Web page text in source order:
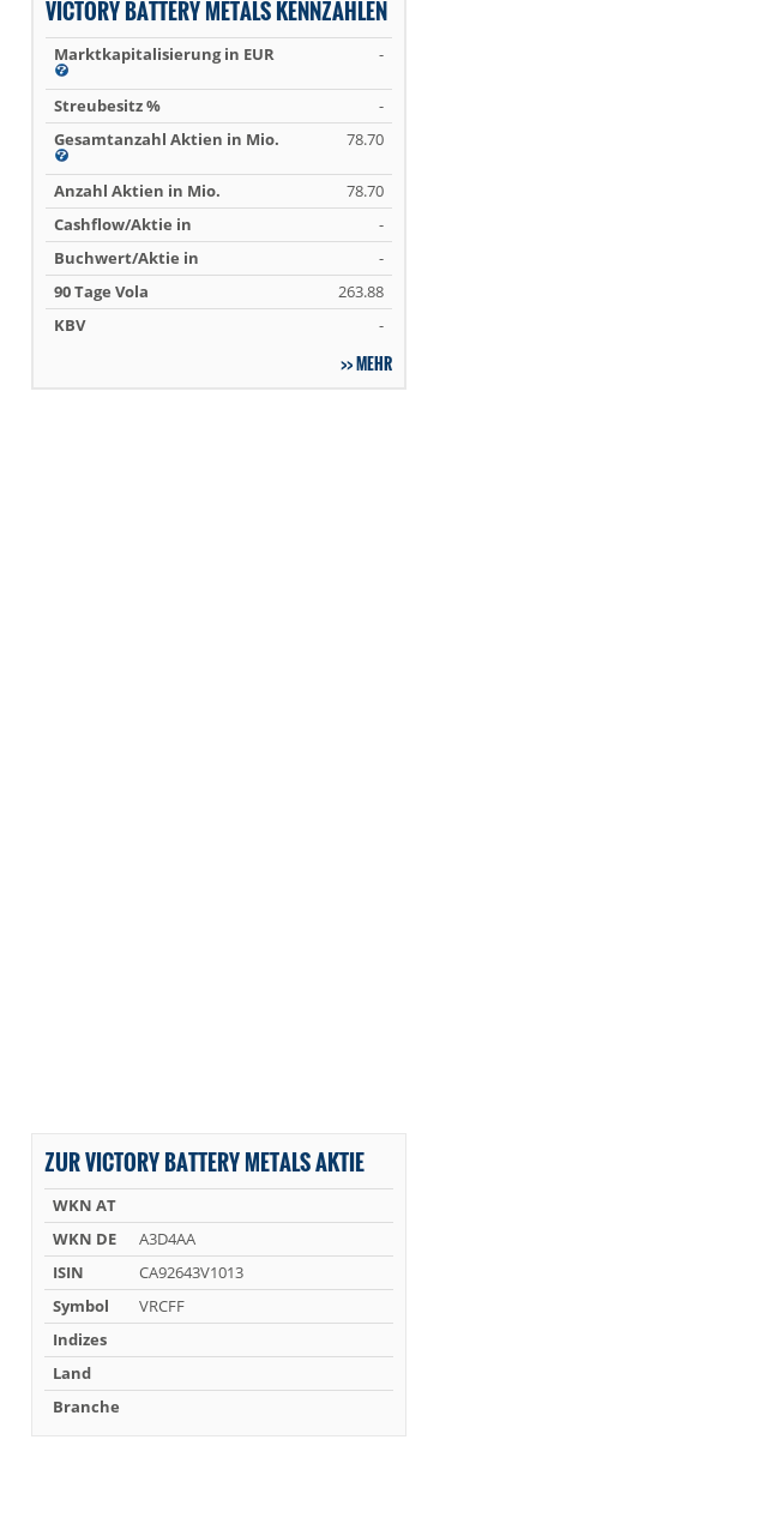
VICTORY BATTERY METALS KENNZAHLEN
Marktkapitalisierung in EUR -
Streubesitz %
-
Gesamtanzahl Aktien in Mio.
78.70
Anzahl Aktien in Mio.
78.70
Cashflow/Aktie in
-
Buchwert/Aktie in
-
90 Tage Vola
263.88
KBV
-
MEHR
ZUR VICTORY BATTERY METALS AKTIE
WKN AT
WKN DE
A3D4AA
ISIN
CA92643V1013
Symbol
VRCFF
Indizes
Land
Branche